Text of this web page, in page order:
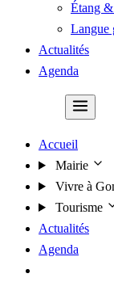
Étang
Langue
Actualités
Agenda
Accueil
Mairie
Vivre à
Tourisme
Actualités
Agenda